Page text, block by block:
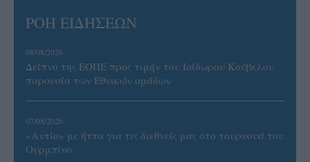
ΡΟΗ ΕΙΔΗΣΕΩΝ
08/08/2026
Δείπνο της ΕΟΠΕ προς τιμήν του Ισίδωρου Κούβελου
παρουσία των Εθνικών ομάδων
07/08/2026
«Αντίο» με ήττα για τις διεθνείς μας στο τουρνουά του
Ουρμπίνο